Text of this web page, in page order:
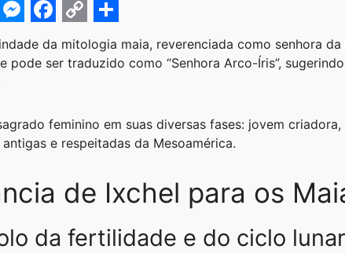
M
e
e
g
e
r
F
a
b
o
o
k
C
o
L
n
k
S
h
e
da mitologia maia, reverenciada como senhora
pode ser traduzido como “Senhora Arco-Íris”,
feminino em suas diversas fases: jovem
e respeitadas da Mesoamérica.
de Ixchel para os
da fertilidade e do ciclo lunar